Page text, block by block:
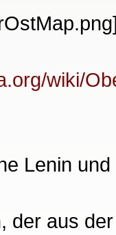
wiki/
Lenin
der aus